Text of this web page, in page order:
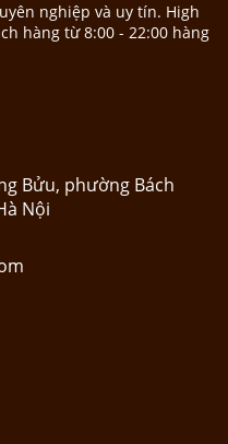
nghiệp và uy tín. High
hàng từ 8:00 - 22:00 hàng
Bửu, phường Bách
Nội